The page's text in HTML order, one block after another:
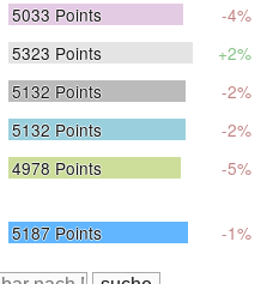
5033 Points
-4%
5323 Points
+2%
5132 Points
-2%
5132 Points
-2%
4978 Points -5%
5187 Points -1%